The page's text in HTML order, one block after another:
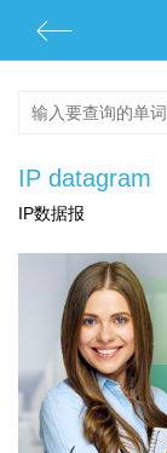
IP datagram
IP数据报